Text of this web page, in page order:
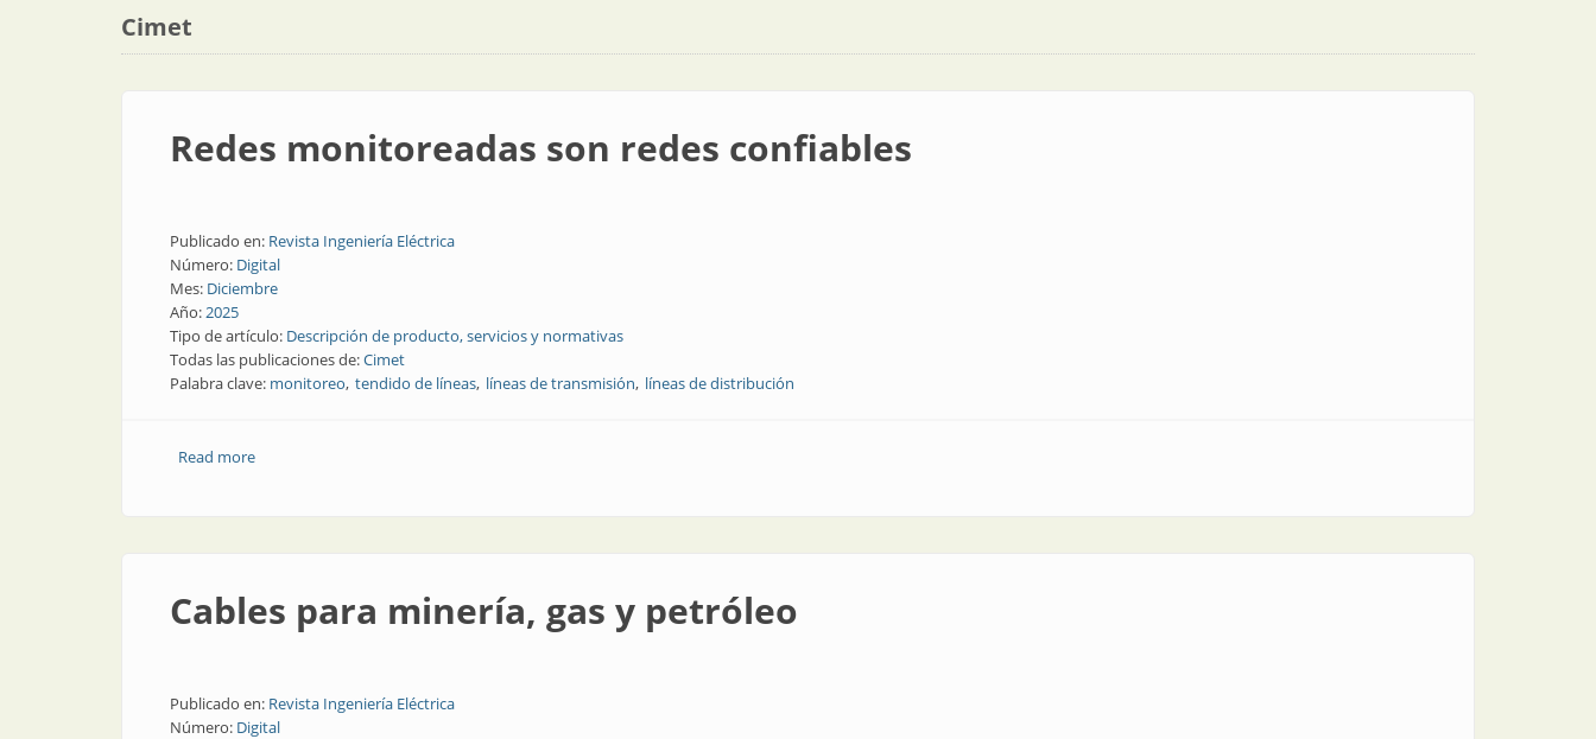
Cimet
Redes monitoreadas son redes confiables
Publicado en: Revista Ingeniería Eléctrica
Número: Digital
Mes: Diciembre
Año:2025
Tipo de artículo: Descripción de producto, servicios y normativas
Todas las publicaciones de:Cimet
Palabra clave: monitoreo tendido de líneas líneas de transmisión líneas de distribución
Read moreabout Redes monitoreadas son redes confiables
Cables para minería, gas y petróleo
Publicado en: Revista Ingeniería Eléctrica
Número: Digital